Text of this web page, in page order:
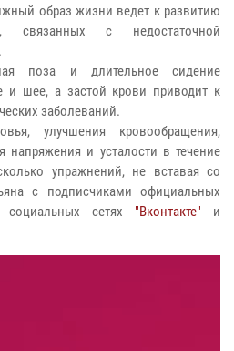
образ жизни ведет к развитию
связанных с недостаточной
поза и длительное сидение
и шее, а застой крови приводит к
заболеваний.
улучшения кровообращения,
и усталости в течение
упражнений, не вставая со
с подписчиками официальных
социальных сетях "Вконтакте" и